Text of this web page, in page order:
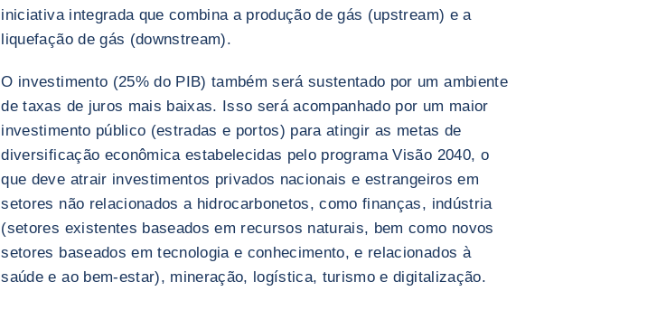
iniciativa integrada que combina a produção de gás (upstream) e a
liquefação de gás (downstream).
O investimento (25% do PIB) também será sustentado por um ambiente
de taxas de juros mais baixas. Isso será acompanhado por um maior
investimento público (estradas e portos) para atingir as metas de
diversificação econômica estabelecidas pelo programa Visão 2040, o
que deve atrair investimentos privados nacionais e estrangeiros em
setores não relacionados a hidrocarbonetos, como finanças, indústria
(setores existentes baseados em recursos naturais, bem como novos
setores baseados em tecnologia e conhecimento, e relacionados à
saúde e ao bem-estar), mineração, logística, turismo e digitalização.